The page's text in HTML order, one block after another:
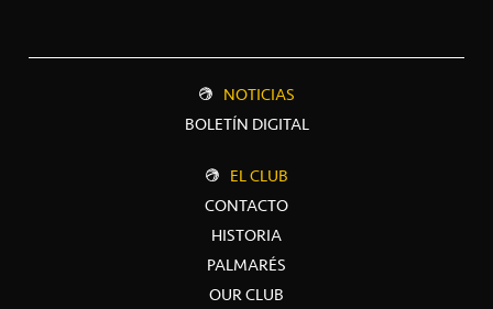
NOTICIAS
BOLETÍN DIGITAL
EL CLUB
CONTACTO
HISTORIA
PALMARÉS
OUR CLUB